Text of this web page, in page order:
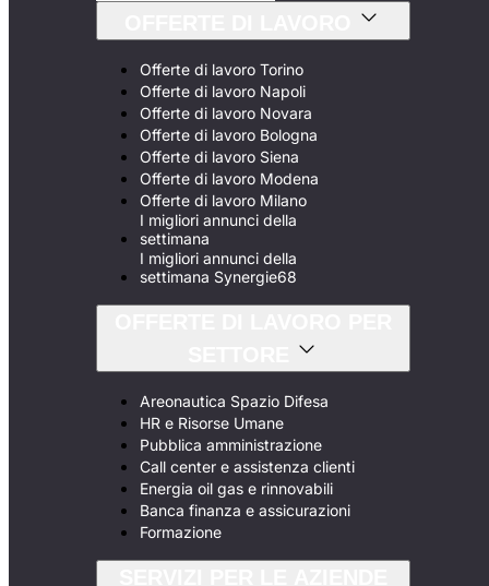
Offerte di lavoro Torino
Offerte di lavoro Napoli
Offerte di lavoro Novara
Offerte di lavoro Bologna
Offerte di lavoro Siena
Offerte di lavoro Modena
Offerte di lavoro Milano
I migliori annunci della
settimana
I migliori annunci della
settimana Synergie68
Areonautica Spazio Difesa
HR e Risorse Umane
Pubblica amministrazione
Call center e assistenza clienti
Energia oil gas e rinnovabili
Banca finanza e assicurazioni
Formazione